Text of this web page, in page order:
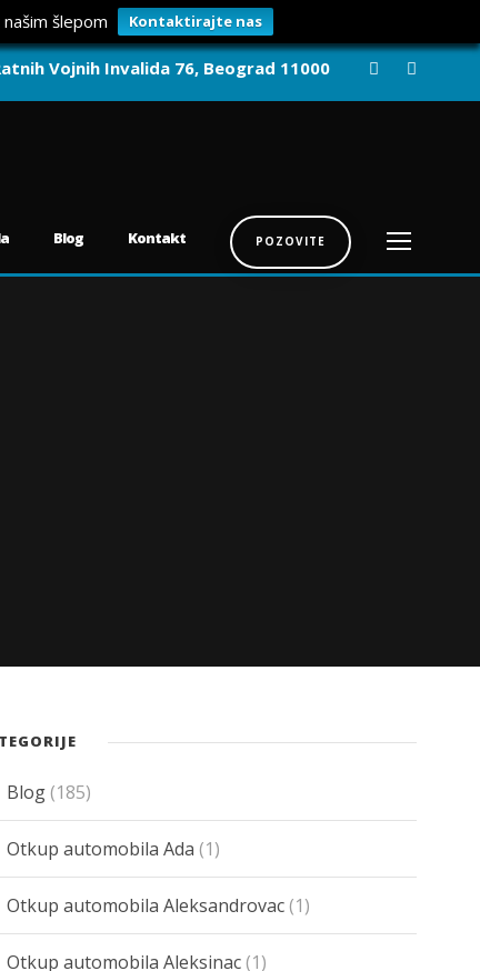
šlepom Kontaktirajte nas
Vojnih Invalida 76, Beograd 11000
Blog Kontakt POZOVITE
Blog(185)
Otkup automobila Ada (1)
Otkup automobila Aleksandrovac(1)
Otkup automobila Aleksinac(1)